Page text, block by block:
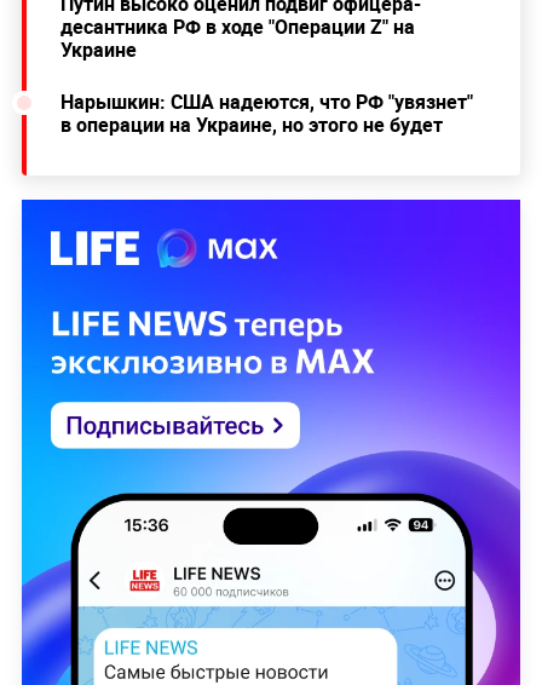
десантника РФ в ходе "Операции Z" на
Украине
Нарышкин: США надеются, что РФ "увязнет"
в операции на Украине, но этого не будет